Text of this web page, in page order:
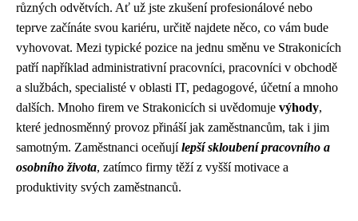
různých odvětvích. Ať už jste zkušení profesionálové nebo
teprve začínáte svou kariéru, určitě najdete něco, co vám bude
vyhovovat. Mezi typické pozice na jednu směnu ve Strakonicích
patří například administrativní pracovníci, pracovníci v obchodě
a službách, specialisté v oblasti IT, pedagogové, účetní a mnoho
dalších. Mnoho firem ve Strakonicích si uvědomuje výhody,
které jednosměnný provoz přináší jak zaměstnancům, tak i jim
samotným. Zaměstnanci oceňujílepší skloubení pracovního a
osobního života, zatímco firmy těží z vyšší motivace a
produktivity svých zaměstnanců.